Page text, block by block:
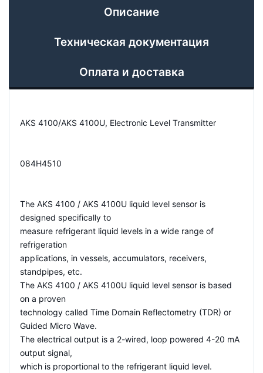
Описание
Техническая документация
Оплата и доставка
AKS 4100/AKS 4100U, Electronic Level Transmitter
084H4510
The AKS 4100 / AKS 4100U liquid level sensor is
designed specifically to
measure refrigerant liquid levels in a wide range of
refrigeration
applications, in vessels, accumulators, receivers,
standpipes, etc.
The AKS 4100 / AKS 4100U liquid level sensor is based
on a proven
technology called Time Domain Reflectometry (TDR) or
Guided Micro Wave.
The electrical output is a 2-wired, loop powered 4-20 mA
output signal,
which is proportional to the refrigerant liquid level.